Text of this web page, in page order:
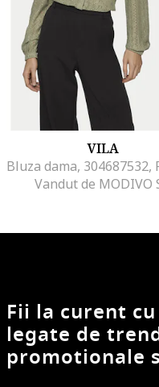
VILA
Vandut de MODIVO
Fii la curent
legate de
promotionale